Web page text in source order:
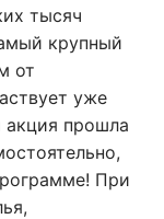
тысяч
крупный
от
уже
акция прошла
При